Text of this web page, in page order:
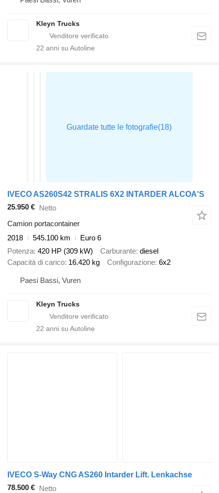
Kleyn Trucks
22 anni su Autoline
IVECO AS260S42 STRALIS 6X2 INTARDER ALCOA'S
25.950 € Netto
Camion portacontainer
2018
545.100 km
Euro 6
Potenza 420 HP (309 kW) Carburante diesel
Capacità di carico 16.420 kg Configurazione 6x2
Paesi Bassi, Vuren
Kleyn Trucks
22 anni su Autoline
IVECO S-Way CNG AS260 Intarder Lift. Lenkachse
78.500 € Netto